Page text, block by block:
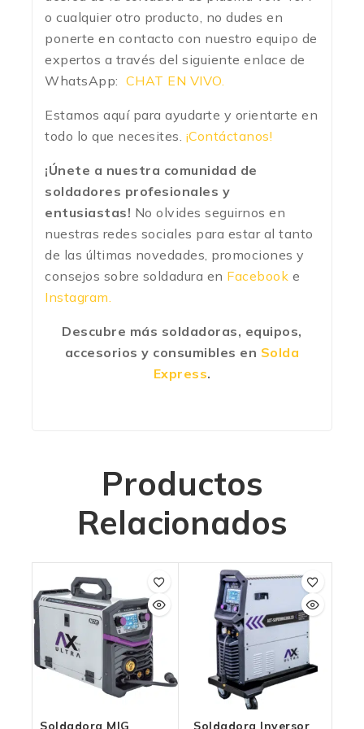
o cualquier otro producto, no dudes en
ponerte en contacto con nuestro equipo de
expertos a través del siguiente enlace de
WhatsApp: CHAT EN VIVO.
Estamos aquí para ayudarte y orientarte en
todo lo que necesites. ¡Contáctanos!
¡Únete a nuestra comunidad de
soldadores profesionales y
entusiastas! No olvides seguirnos en
nuestras redes sociales para estar al tanto
de las últimas novedades, promociones y
consejos sobre soldadura en Facebook e
Instagram.
Descubre más soldadoras, equipos,
accesorios y consumibles en Solda
Express.
Productos
Relacionados